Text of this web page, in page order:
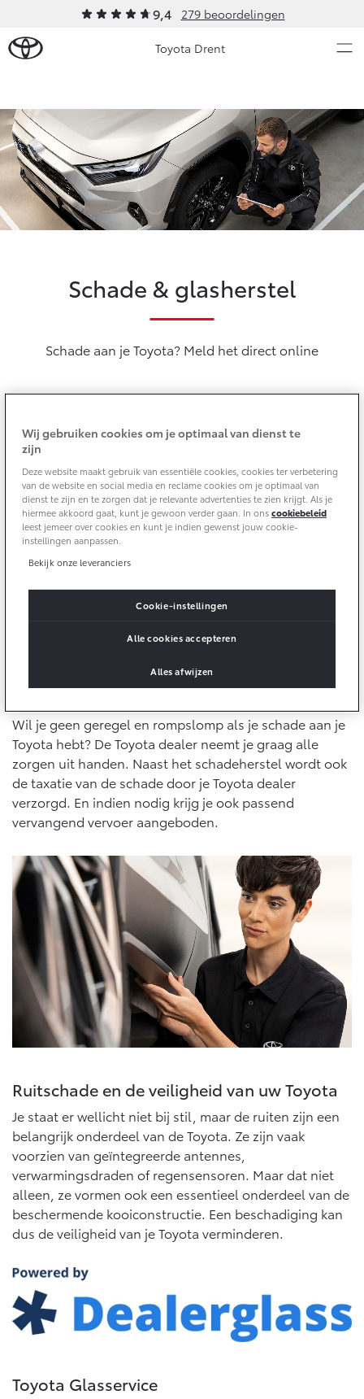
9,4 279 beoordelingen
Toyota Drent
Ons bedrijf
Ons bedrijf
Vacatures
Nieuws en Acties
Onderhoud
Werkplaatsafspraak
Vakantiecheck
Toyota handleidingen
Toyota Service Documentatie (SIL)
Schade & Garantie
Toyota Pechhulp
Schade & Glasherstel
Toyota fabrieksgarantie
10 jaar Toyota garantie
Onderdelen & Accessoires
Onderdelen
Accessoires
Banden
Connected
Connected Services
MyToyota login
MyToyota App
Abonnementen
Multimedia
Connected check
Navigatie updates
Schade melden
Schade & glasherstel
Schade aan je Toyota? Meld het direct online
Heb je schade aan je Toyota, bijvoorbeeld een deuk of
een sterretje in je voorruit? Meld het eenvoudig online
via onderstaand formulier. Je schade wordt zorgvuldig
hersteld met originele Toyota onderdelen, bij een
erkende Toyota dealer bij jou in de buurt. Zo ben je
verzekerd van vakwerk én ontvang je na herstel een
Toyota Merkgarantiebewijs. Jouw Toyota is bij ons in
vertrouwde handen.
Schade melden
Toyota schade service: een compleet
Wil je geen geregel en rompslomp als je schade aan je
Toyota hebt? De Toyota dealer neemt je graag alle
zorgen uit handen. Naast het schadeherstel wordt ook
de taxatie van de schade door je Toyota dealer
verzorgd. En indien nodig krijg je ook passend
vervangend vervoer aangeboden.
Ruitschade en de veiligheid van uw Toyota
Je staat er wellicht niet bij stil, maar de ruiten zijn een
belangrijk onderdeel van de Toyota. Ze zijn vaak
voorzien van geïntegreerde antennes,
verwarmingsdraden of regensensoren. Maar dat niet
alleen, ze vormen ook een essentieel onderdeel van de
beschermende kooiconstructie. Een beschadiging kan
dus de veiligheid van je Toyota verminderen.
Toyota Glasservice
Wij gebruiken cookies om je optimaal van dienst te
zijn
Deze website maakt gebruik van essentiële cookies, cookies ter verbetering
van de website en social media en reclame cookies om je optimaal van
dienst te zijn en te zorgen dat je relevante advertenties te zien krijgt. Als je
hiermee akkoord gaat, kunt je gewoon verder gaan. In onscookiebeleid
leest jemeer over cookies en kunt je indien gewenst jouw cookie-
instellingen aanpassen.
Bekijk onze leveranciers
Cookie-instellingen
Alles afwijzen
Alle cookies accepteren